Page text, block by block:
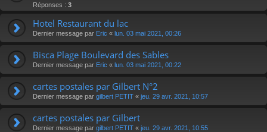
Réponses : 3
Hotel Restaurant du lac
Dernier message par Eric « lun. 03 mai 2021, 00:26
Bisca Plage Boulevard des Sables
Dernier message par Eric « lun. 03 mai 2021, 00:22
cartes postales par Gilbert N°2
Dernier message par gilbert PETIT « jeu. 29 avr. 2021, 10:57
cartes postales par Gilbert
Dernier message par gilbert PETIT « jeu. 29 avr. 2021, 10:55